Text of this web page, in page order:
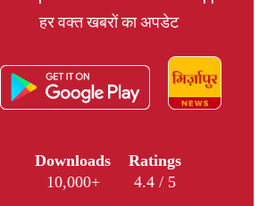
हर वक्त खबरों का अपडेट
Downloads
10,000+
Ratings
4.4 / 5